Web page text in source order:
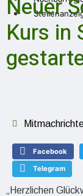
Neuer
Kurs in
Facebook
Telegram
„Herzlichen